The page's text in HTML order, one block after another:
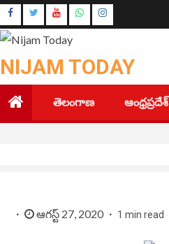
Skip
to
content
Youtube
Instagram
NIJAM TODAY
తెలంగాణ ఆంధ్రప్రదేశ్
ఆగస్ట్ 27, 2020 1 min read